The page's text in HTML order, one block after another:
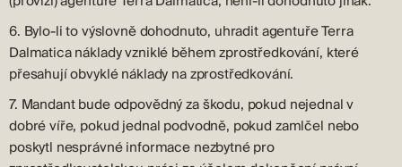
6. Bylo-li to výslovně dohodnuto, uhradit agentuře Terra
Dalmatica náklady vzniklé během zprostředkování, které
přesahují obvyklé náklady na zprostředkování.
7. Mandant bude odpovědný za škodu, pokud nejednal v
dobré víře, pokud jednal podvodně, pokud zamlčel nebo
poskytl nesprávné informace nezbytné pro